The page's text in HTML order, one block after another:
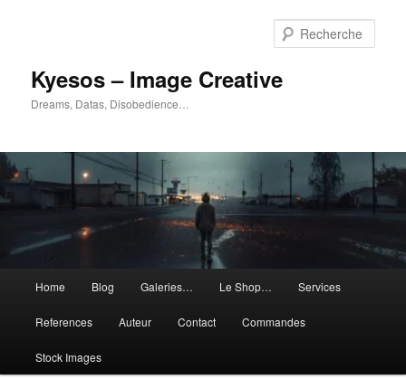
Kyesos – Image Creative
Dreams, Datas, Disobedience…
principal
Home Blog Galeries… Le Shop… Services
References Auteur Contact Commandes
Stock Images